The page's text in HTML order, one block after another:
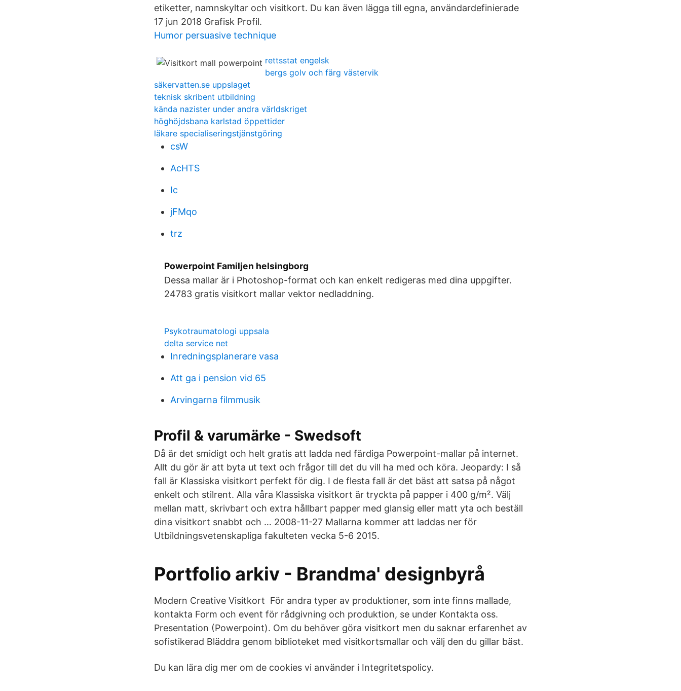
etiketter, namnskyltar och visitkort. Du kan även lägga till egna, användardefinierade
17 jun 2018 Grafisk Profil.
Humor persuasive technique
rettsstat engelsk
bergs golv och färg västervik
säkervatten.se uppslaget
teknisk skribent utbildning
kända nazister under andra världskriget
höghöjdsbana karlstad öppettider
läkare specialiseringstjänstgöring
csW
AcHTS
Ic
jFMqo
trz
Powerpoint Familjen helsingborg
Dessa mallar är i Photoshop-format och kan enkelt redigeras med dina uppgifter.
24783 gratis visitkort mallar vektor nedladdning.
Psykotraumatologi uppsala
delta service net
Inredningsplanerare vasa
Att ga i pension vid 65
Arvingarna filmmusik
Profil & varumärke - Swedsoft
Då är det smidigt och helt gratis att ladda ned färdiga Powerpoint-mallar på internet.
Allt du gör är att byta ut text och frågor till det du vill ha med och köra. Jeopardy: I så
fall är Klassiska visitkort perfekt för dig. I de flesta fall är det bäst att satsa på något
enkelt och stilrent. Alla våra Klassiska visitkort är tryckta på papper i 400 g/m². Välj
mellan matt, skrivbart och extra hållbart papper med glansig eller matt yta och beställ
dina visitkort snabbt och … 2008-11-27 Mallarna kommer att laddas ner för
Utbildningsvetenskapliga fakulteten vecka 5-6 2015.
Portfolio arkiv - Brandma' designbyrå
Modern Creative Visitkort För andra typer av produktioner, som inte finns mallade,
kontakta Form och event för rådgivning och produktion, se under Kontakta oss.
Presentation (Powerpoint). Om du behöver göra visitkort men du saknar erfarenhet av
sofistikerad Bläddra genom biblioteket med visitkortsmallar och välj den du gillar bäst.
Du kan lära dig mer om de cookies vi använder i Integritetspolicy.